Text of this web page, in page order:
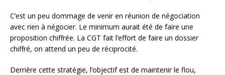
C’est un peu dommage de venir en réunion de négociation
avec rien à négocier. Le minimum aurait été de faire une
proposition chiffrée. La CGT fait l’effort de faire un dossier
chiffré, on attend un peu de réciprocité.
Derrière cette stratégie, l’objectif est de maintenir le flou,